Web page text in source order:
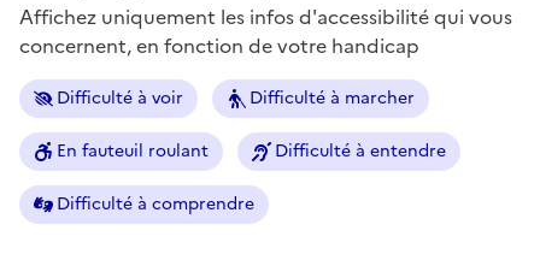
Affichez uniquement les infos d'accessibilité qui vous
concernent, en fonction de votre handicap
Difficulté à voir Difficulté à marcher
En fauteuil roulant Difficulté à entendre
Difficulté à comprendre